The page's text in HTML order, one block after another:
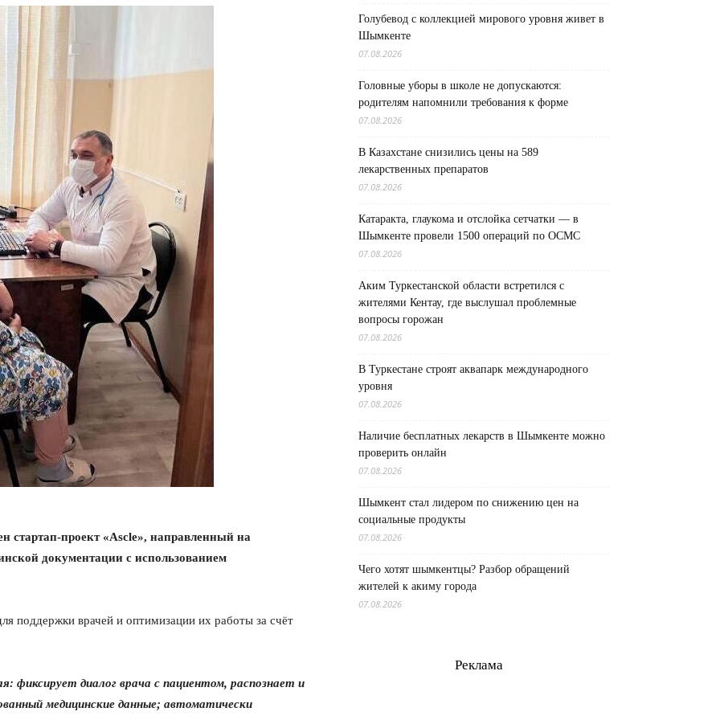
стартап-проект «Ascle», направленный на
документации с использованием
поддержки врачей и оптимизации их работы за счёт
фиксирует диалог врача с пациентом, распознает и
медицинские данные; автоматически
Голубевод с коллекцией мирового уровня живет в
Шымкенте
07.08.2026
Головные уборы в школе не допускаются:
родителям напомнили требования к форме
07.08.2026
В Казахстане снизились цены на 589
лекарственных препаратов
07.08.2026
Катаракта, глаукома и отслойка сетчатки — в
Шымкенте провели 1500 операций по ОСМС
07.08.2026
Аким Туркестанской области встретился с
жителями Кентау, где выслушал проблемные
вопросы горожан
07.08.2026
В Туркестане строят аквапарк международного
уровня
07.08.2026
Наличие бесплатных лекарств в Шымкенте можно
проверить онлайн
07.08.2026
Шымкент стал лидером по снижению цен на
социальные продукты
07.08.2026
Чего хотят шымкентцы? Разбор обращений
жителей к акиму города
07.08.2026
Реклама